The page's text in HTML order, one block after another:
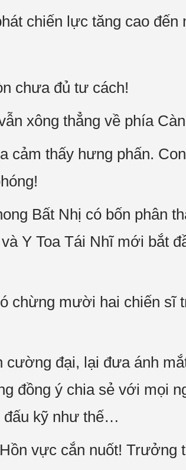
chiến lực tăng cao đến
chưa đủ tư cách!
xông thẳng về phía
cảm thấy hưng phấn.
Bất Nhị có bốn phân
Y Toa Tái Nhĩ mới bắt
chừng mười hai chiến sĩ
đại, lại đưa ánh
đồng ý chia sẻ với mọi
đấu kỹ như thế…
vực cắn nuốt! Trưởng